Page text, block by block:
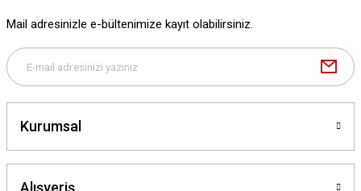
Mail adresinizle e-bültenimize kayıt olabilirsiniz.
Kurumsal